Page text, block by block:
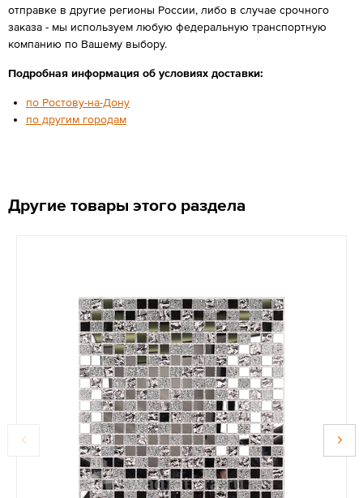
отправке в другие регионы России, либо в случае срочного
заказа - мы используем любую федеральную транспортную
компанию по Вашему выбору.
Подробная информация об условиях доставки:
по Ростову-на-Дону
по другим городам
Другие товары этого раздела